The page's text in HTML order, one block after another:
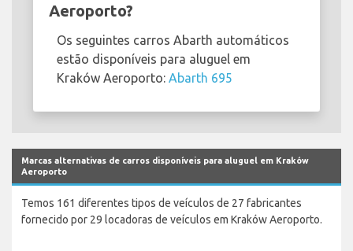
Aeroporto?
Os seguintes carros Abarth automáticos
estão disponíveis para aluguel em
Kraków Aeroporto: Abarth 695
Marcas alternativas de carros disponíveis para aluguel em Kraków
Aeroporto
Temos 161 diferentes tipos de veículos de 27 fabricantes
fornecido por 29 locadoras de veículos em Kraków Aeroporto.